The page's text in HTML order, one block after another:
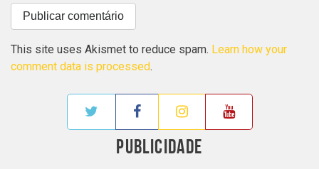
This site uses Akismet to reduce spam. Learn how your
comment data is processed.
PUBLICIDADE